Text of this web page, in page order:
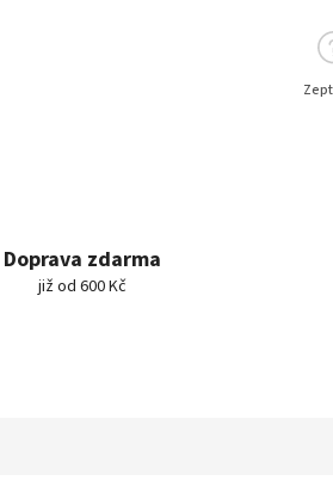
Doprava zdarma
již od 600 Kč